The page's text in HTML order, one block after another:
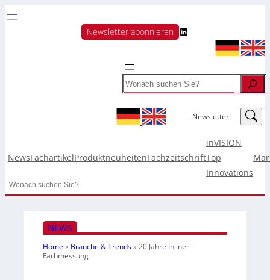
Newsletter abonnieren LinkedIn
Search
Newsletter LinkedIn
NewsFachartikelProduktneuheitenFachzeitschrift
inVISION
Top
Innovations
Search
NEWS
Home » Branche & Trends»20 Jahre Inline-
Farbmessung